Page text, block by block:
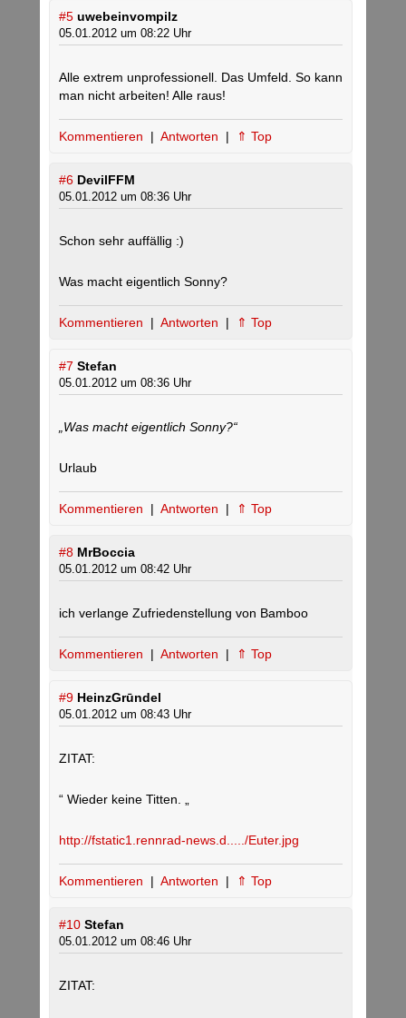
#5 uwebeinvompilz
05.01.2012 um 08:22 Uhr
Alle extrem unprofessionell. Das Umfeld. So kann
man nicht arbeiten! Alle raus!
Kommentieren | Antworten | ⇑ Top
#6 DevilFFM
05.01.2012 um 08:36 Uhr
Schon sehr auffällig :)
Was macht eigentlich Sonny?
Kommentieren | Antworten | ⇑ Top
#7 Stefan
05.01.2012 um 08:36 Uhr
„Was macht eigentlich Sonny?“
Urlaub
Kommentieren | Antworten | ⇑ Top
#8 MrBoccia
05.01.2012 um 08:42 Uhr
ich verlange Zufriedenstellung von Bamboo
Kommentieren | Antworten | ⇑ Top
#9 HeinzGrūndel
05.01.2012 um 08:43 Uhr
ZITAT:
“ Wieder keine Titten. „
http://fstatic1.rennrad-news.d...../Euter.jpg
Kommentieren | Antworten | ⇑ Top
#10 Stefan
05.01.2012 um 08:46 Uhr
ZITAT: